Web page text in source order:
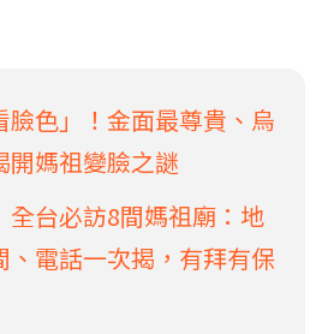
臉色」！金面最尊貴、烏
開媽祖變臉之謎
全台必訪8間媽祖廟：地
、電話一次揭，有拜有保